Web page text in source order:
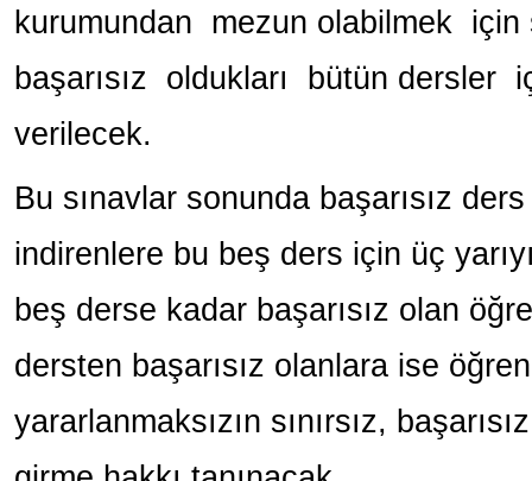
kurumundan mezun olabilmek
başarısız oldukları bütün dersler
verilecek.
Bu sınavlar sonunda başarısız
indirenlere bu beş ders için üç
beş derse kadar başarısız olan
dersten başarısız olanlara ise
yararlanmaksızın sınırsız,